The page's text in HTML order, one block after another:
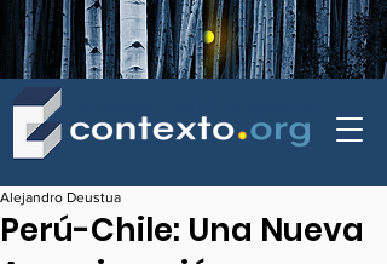
Perú-Chile: Una Nueva
Alejandro Deustua